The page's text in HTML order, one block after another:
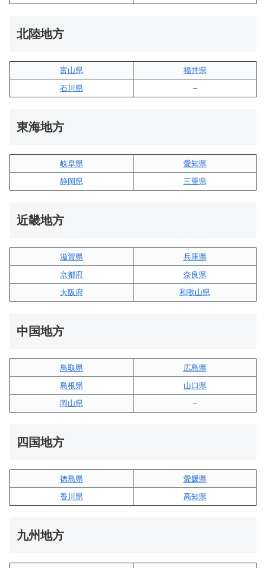
北陸地方
富山県
福井県
石川県
–
東海地方
岐阜県
愛知県
静岡県
三重県
近畿地方
滋賀県
兵庫県
京都府
奈良県
大阪府
和歌山県
中国地方
鳥取県
広島県
島根県
山口県
岡山県
–
四国地方
徳島県
愛媛県
香川県
高知県
九州地方